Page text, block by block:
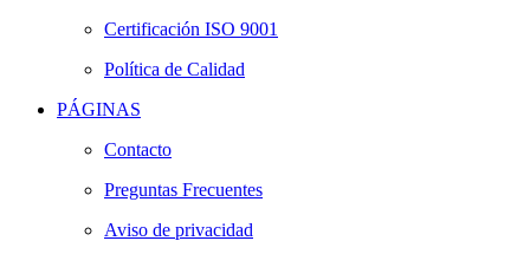
Certificación ISO 9001
Política de Calidad
PÁGINAS
Contacto
Preguntas Frecuentes
Aviso de privacidad